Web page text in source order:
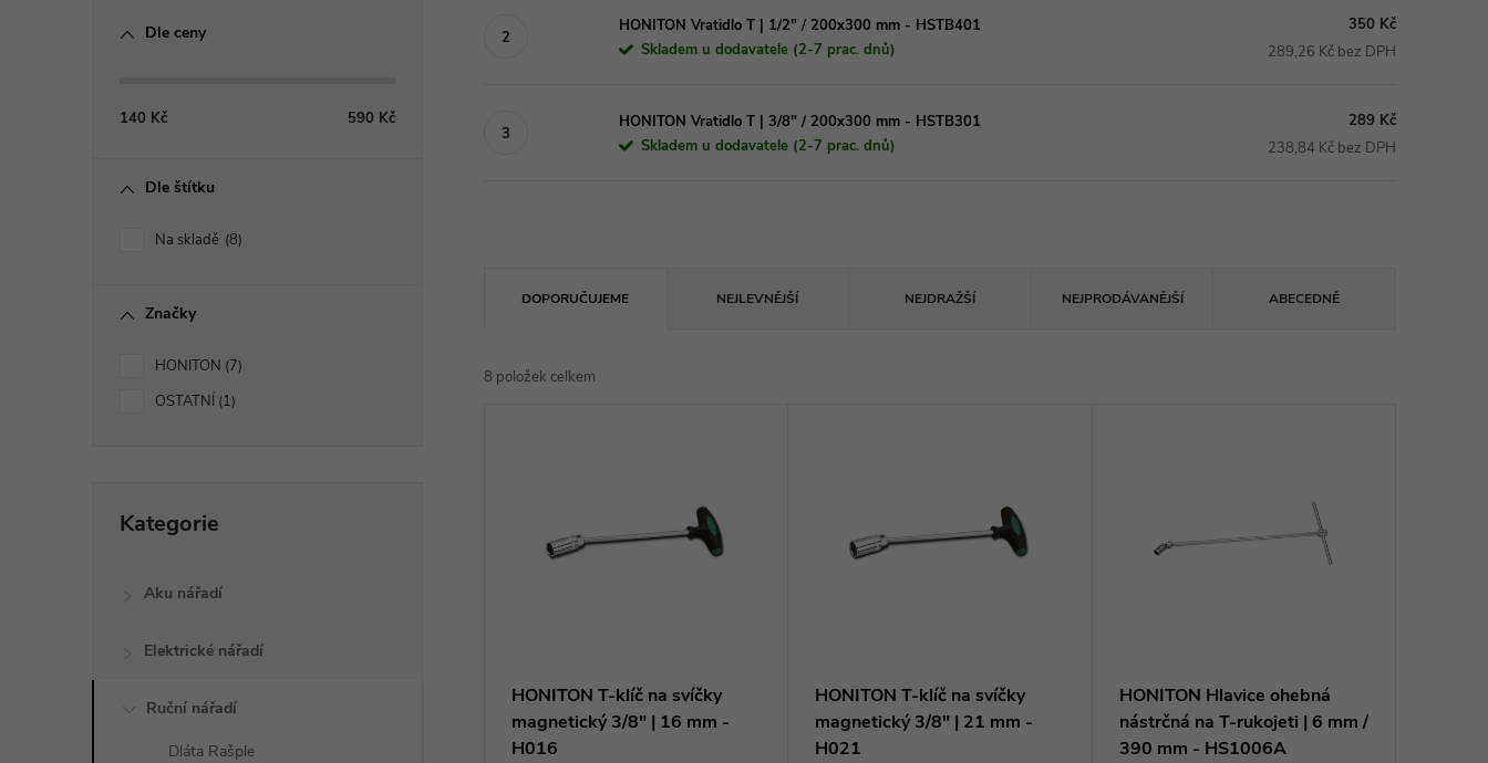
l
Dle ceny
140 Kč 590 Kč
Dle štítku
Na skladě 8
Značky
HONITON 7
OSTATNÍ 1
kategorie
Kategorie
Aku nářadí
Elektrické nářadí
Ruční nářadí
Dláta Rašple
HONITON Vratidlo T | 1/2" / 200x300 mm - HSTB401
Skladem u dodavatele (2-7 prac. dnů)
350 Kč
289,26 Kč bez DPH
HONITON Vratidlo T | 3/8" / 200x300 mm - HSTB301
Skladem u dodavatele (2-7 prac. dnů)
289 Kč
238,84 Kč bez DPH
z
DOPORUČUJEME NEJLEVNĚJŠÍ NEJDRAŽŠÍ NEJPRODÁVANĚJŠÍ ABECEDNĚ
8 položek celkem
HONITON T-klíč na svíčky
magnetický 3/8" | 16 mm -
H016
HONITON T-klíč na svíčky
magnetický 3/8" | 21 mm -
H021
HONITON Hlavice ohebná
nástrčná na T-rukojeti | 6 mm /
390 mm - HS1006A